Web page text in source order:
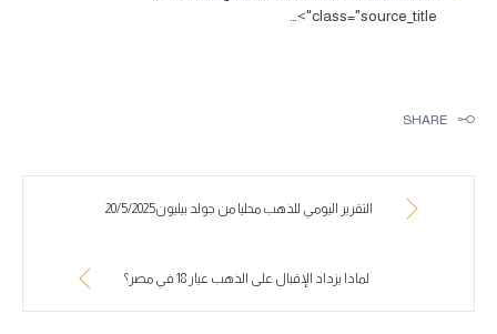
class="source_title">…
SHARE
التقرير اليومي للذهب محليا من جولد بيليون20/5/2025
لماذا يزداد الإقبال على الذهب عيار 18 في مصر؟